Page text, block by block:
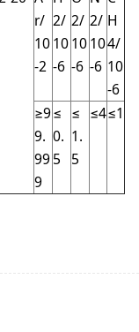
r/
10
-2
2/
10
-6
2/
10
-6
2/
10
-6
H
4/
10
-6
≥9
9.
99
9
≤
0.
5
≤
1.
5
≤4≤1